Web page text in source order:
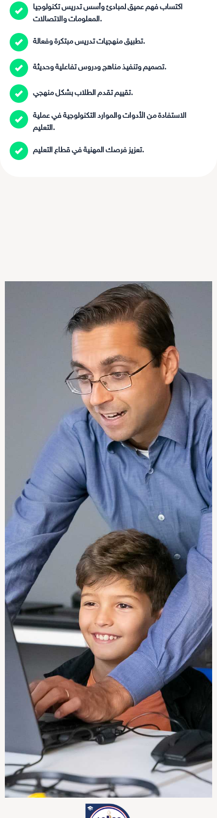
اكتساب فهم عميق لمبادئ وأسس تدريس تكنولوجيا
المعلومات والاتصالات.
تطبيق منهجيات تدريس مبتكرة وفعالة.
تصميم وتنفيذ مناهج ودروس تفاعلية وحديثة.
تقييم تقدم الطلاب بشكل منهجي.
الاستفادة من الأدوات والموارد التكنولوجية في عملية
التعليم.
تعزيز فرصك المهنية في قطاع التعليم.